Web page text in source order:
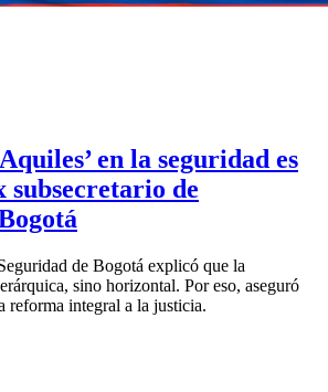
en la seguridad es
subsecretario de
de Bogotá explicó que la
sino horizontal. Por eso, aseguró
reforma integral a la justicia.